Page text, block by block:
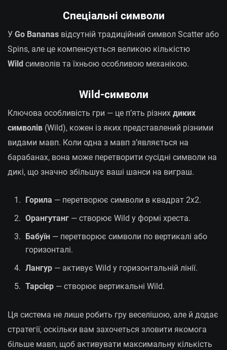
Спеціальні символи
У Go Bananas відсутній традиційний символ Scatter або
Spins, але це компенсується великою кількістю
Wild символів та їхньою особливою механікою.
Wild-символи
Ключова особливість гри — це п’ять різних диких
символів (Wild), кожен із яких представлений різними
видами мавп. Коли одна з мавп з’являється на
барабанах, вона може перетворити сусідні символи на
дикі, що значно збільшує ваші шанси на виграш.
Горила — перетворює символи в квадрат 2х2.
Орангутанг — створює Wild у формі хреста.
Бабуїн — перетворює символи по вертикалі або
горизонталі.
Лангур — активує Wild у горизонтальній лінії.
Тарсієр — створює вертикальні Wild.
Ця система не лише робить гру веселішою, але й додає
стратегії, оскільки вам захочеться зловити якомога
більше мавп, щоб активувати максимальну кількість